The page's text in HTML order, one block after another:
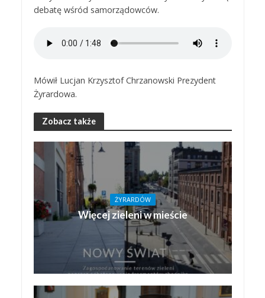
debatę wśród samorządowców.
Mówił Lucjan Krzysztof Chrzanowski Prezydent
Żyrardowa.
Zobacz także
ŻYRARDÓW
Więcej zieleni w mieście